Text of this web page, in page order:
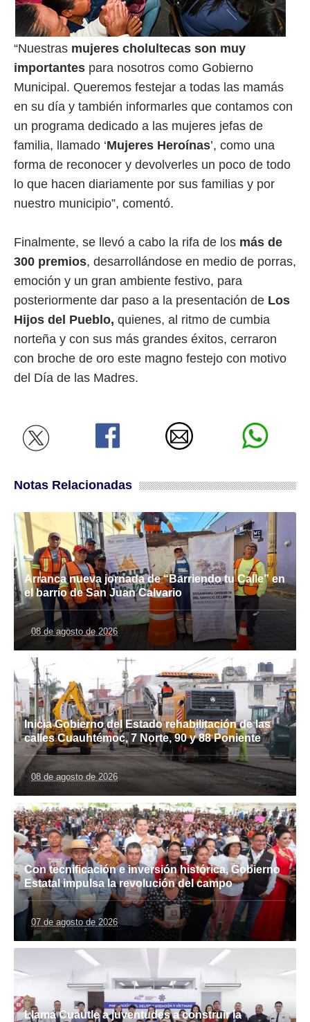
“Nuestras mujeres cholultecas son muy
importantes para nosotros como Gobierno
Municipal. Queremos festejar a todas las mamás
en su día y también informarles que contamos con
un programa dedicado a las mujeres jefas de
familia, llamado ‘Mujeres Heroínas’, como una
forma de reconocer y devolverles un poco de todo
lo que hacen diariamente por sus familias y por
nuestro municipio”, comentó.
Finalmente, se llevó a cabo la rifa de los más de
300 premios, desarrollándose en medio de porras,
emoción y un gran ambiente festivo, para
posteriormente dar paso a la presentación de Los
Hijos del Pueblo, quienes, al ritmo de cumbia
norteña y con sus más grandes éxitos, cerraron
con broche de oro este magno festejo con motivo
del Día de las Madres.
Notas Relacionadas
Arranca nueva jornada de “Barriendo tu Calle” en
el barrio de San Juan Calvario
08 de agosto de 2026
Inicia Gobierno del Estado rehabilitación de las
calles Cuauhtémoc, 7 Norte, 90 y 88 Poniente
08 de agosto de 2026
Con tecnificación e inversión histórica, Gobierno
Estatal impulsa la revolución del campo
07 de agosto de 2026
Llama Cuautle a juventudes a construir la